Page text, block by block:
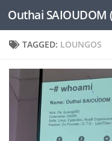
Skip to content
TAGGED: LOUNGOS